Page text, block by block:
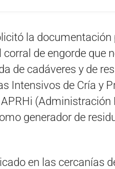
la documentación
de engorde que
de cadáveres y de
Intensivos de Cría y
(Administración
generador de
en las cercanías